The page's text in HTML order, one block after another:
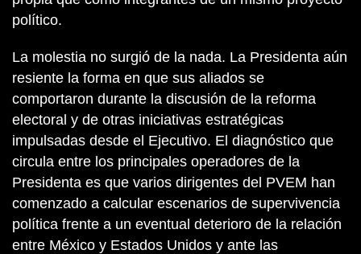
político.
La molestia no surgió de la nada. La Presidenta aún
resiente la forma en que sus aliados se
comportaron durante la discusión de la reforma
electoral y de otras iniciativas estratégicas
impulsadas desde el Ejecutivo. El diagnóstico que
circula entre los principales operadores de la
Presidenta es que varios dirigentes del PVEM han
comenzado a calcular escenarios de supervivencia
política frente a un eventual deterioro de la relación
entre México y Estados Unidos y ante las